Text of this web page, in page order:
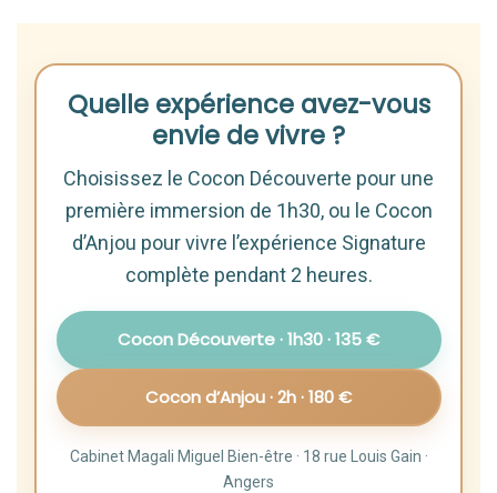
Quelle expérience avez-vous
envie de vivre ?
Choisissez le Cocon Découverte pour une
première immersion de 1h30, ou le Cocon
d’Anjou pour vivre l’expérience Signature
complète pendant 2 heures.
Cocon Découverte · 1h30 · 135 €
Cocon d’Anjou · 2h · 180 €
Cabinet Magali Miguel Bien-être · 18 rue Louis Gain ·
Angers